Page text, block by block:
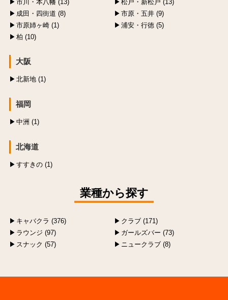
市川・本八幡 (13)
松戸・新松戸 (13)
成田・四街道 (8)
市原・五井 (9)
市原姉ヶ崎 (1)
浦安・行徳 (5)
柏 (10)
大阪
北新地 (1)
福岡
中洲 (1)
北海道
すすきの (1)
業種から探す
キャバクラ (376)
クラブ (171)
ラウンジ (97)
ガールズバー (73)
スナック (57)
ニュークラブ (8)